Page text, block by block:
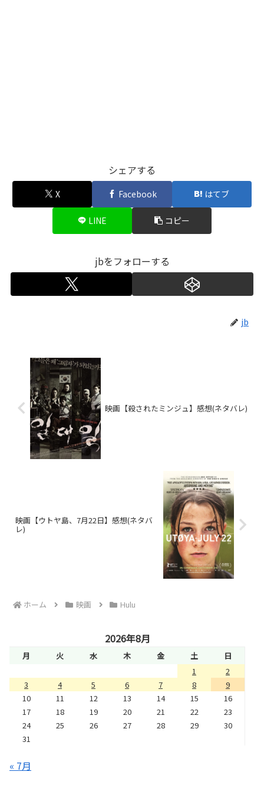
シェアする
X Facebook はてブ
LINE コピー
jbをフォローする
jb
映画【殺されたミンジュ】感想(ネタバレ)
映画【ウトヤ島、7月22日】感想(ネタバ
レ)
ホーム 映画 Hulu
2026年8月
月 火 水 木 金 土
日
1
2
3
4 5 6 7 8
9
10
11 12 13 14 15
16
17
18 19 20 21 22
23
24
25 26 27 28 29
30
31
« 7月